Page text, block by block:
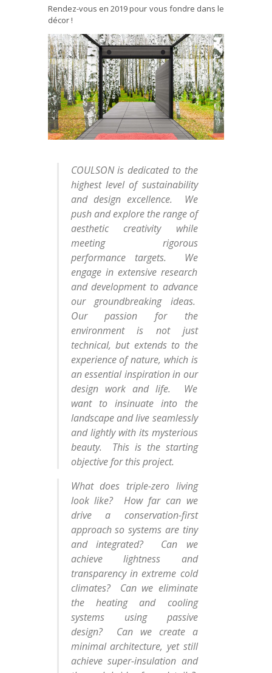
Rendez-vous en 2019 pour vous fondre dans le
décor !
COULSON is dedicated to the
highest level of sustainability
and design excellence. We
push and explore the range of
aesthetic creativity while
meeting rigorous
performance targets. We
engage in extensive research
and development to advance
our groundbreaking ideas.
Our passion for the
environment is not just
technical, but extends to the
experience of nature, which is
an essential inspiration in our
design work and life. We
want to insinuate into the
landscape and live seamlessly
and lightly with its mysterious
beauty. This is the starting
objective for this project.
What does triple-zero living
look like? How far can we
drive a conservation-first
approach so systems are tiny
and integrated? Can we
achieve lightness and
transparency in extreme cold
climates? Can we eliminate
the heating and cooling
systems using passive
design? Can we create a
minimal architecture, yet still
achieve super-insulation and